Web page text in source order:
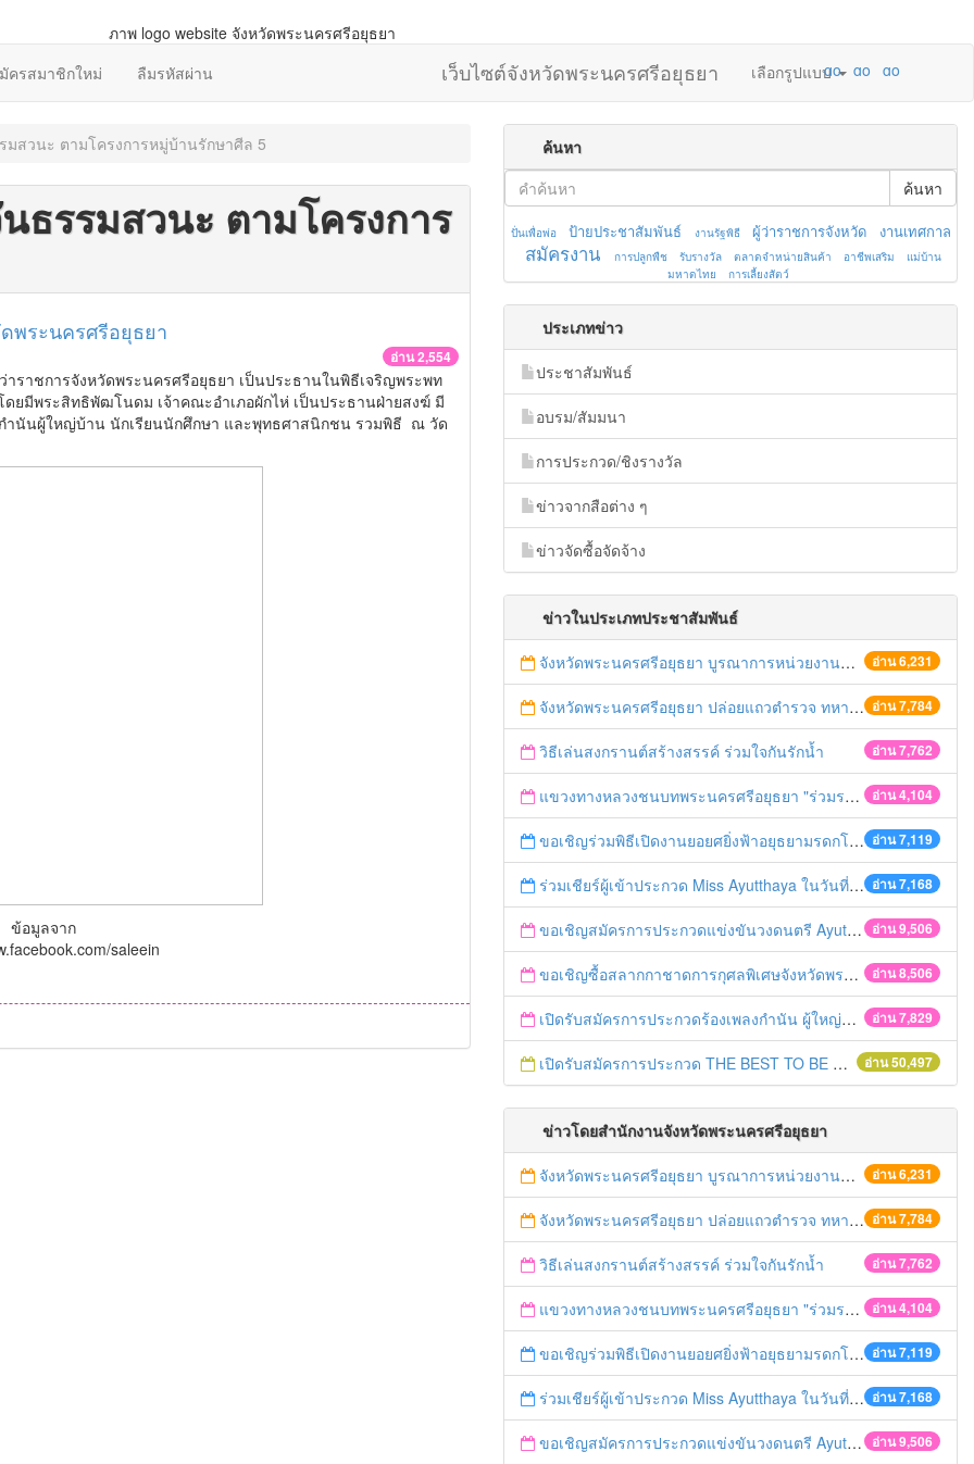
ครสมาชิกใหม่ ลืมรหัสผ่าน เว็บไซต์จังหวัดพระนครศรีอยุธยา เลือกรูปแบบ
สวนะ ตามโครงการหมู่บ้านรักษาศีล 5
รรมสวนะ ตามโครงการ
พระนครศรีอยุธยา
อ่าน 2,554
ราชการจังหวัดพระนครศรีอยุธยา เป็นประธานในพิธีเจริญพระพท
ยมีพระสิทธิพัฒโนดม เจ้าคณะอำเภอผักไห่ เป็นประธานฝ่ายสงฆ์ มี
ำนันผู้ใหญ่บ้าน นักเรียนนักศึกษา และพุทธศาสนิกชน รวมพิธี ณ วัด
ข้อมูลจาก
saleein
ค้นหา
ค้นหา
ปั่นเพื่อพ่อ ป้ายประชาสัมพันธ์ งานรัฐพิธี ผู้ว่าราชการจังหวัด งานเทศกาล
สมัครงาน การปลูกพืช รับรางวัล ตลาดจำหน่ายสินค้า อาชีพเสริม
แม่บ้าน
มหาดไทย
การเลี้ยงสัตว์
ประเภทข่าว
ประชาสัมพันธ์
อบรม/สัมมนา
การประกวด/ชิงรางวัล
ข่าวจากสือต่าง ๆ
ข่าวจัดซื้อจัดจ้าง
ข่าวในประเภทประชาสัมพันธ์
อ่าน 6,231
จังหวัดพระนครศรีอยุธยา บูรณาการหน่วยงานที่เกี่ยวข้อง ลงพื้นที่จัดระเบียบและดำเนินมาตรการตามบทลงโทษสูงสุดกับผู้ประกอบการร้านค้าที่ยังฝ่าฝืนตั้งร้านค้ารุกล้ำเขตพื้นที่ทางหลวง เตรียมความปลอดภัยก่อนเทศกาลสงกรานต์
อ่าน 7,784
จังหวัดพระนครศรีอยุธยา ปล่อยแถวตำรวจ ทหาร ฝ่ายปกครอง กว่า 100 นาย ตรวจเข้มท่ารถสาธารณะ สถานีขนส่งรถโดยสาร วินรถตู้ และสถานีรถไฟ เตรียมรับมือเทศกาลสงกรานต์
อ่าน 7,762
วิธีเล่นสงกรานต์สร้างสรรค์ ร่วมใจกันรักน้ำ
อ่าน 4,104
แขวงทางหลวงชนบทพระนครศรีอยุธยา "ร่วมรณรงค์ ขับช้า เปิดไฟหน้า คาดเข็มขัด" เทศกาลสงกรานต์ ปี 2561
อ่าน 7,119
ขอเชิญร่วมพิธีเปิดงานยอยศยิ่งฟ้าอยุธยามรดกโลก
อ่าน 7,168
ร่วมเชียร์ผู้เข้าประกวด Miss Ayutthaya ในวันที่ 15 ธันวาคม 2560
อ่าน 9,506
ขอเชิญสมัครการประกวดแข่งขันวงดนตรี Ayutthaya battle of the bands
อ่าน 8,506
ขอเชิญซื้อสลากกาชาดการกุศลพิเศษจังหวัดพระนครศรีอยุธยา 2560
อ่าน 7,829
เปิดรับสมัครการประกวดร้องเพลงกำนัน ผู้ใหญ่บ้าน ฯลฯ
อ่าน 50,497
เปิดรับสมัครการประกวด THE BEST TO BE NUMBER ONE
ข่าวโดยสำนักงานจังหวัดพระนครศรีอยุธยา
อ่าน 6,231
จังหวัดพระนครศรีอยุธยา บูรณาการหน่วยงานที่เกี่ยวข้อง ลงพื้นที่จัดระเบียบและดำเนินมาตรการตามบทลงโทษสูงสุดกับผู้ประกอบการร้านค้าที่ยังฝ่าฝืนตั้งร้านค้ารุกล้ำเขตพื้นที่ทางหลวง เตรียมความปลอดภัยก่อนเทศกาลสงกรานต์
อ่าน 7,784
จังหวัดพระนครศรีอยุธยา ปล่อยแถวตำรวจ ทหาร ฝ่ายปกครอง กว่า 100 นาย ตรวจเข้มท่ารถสาธารณะ สถานีขนส่งรถโดยสาร วินรถตู้ และสถานีรถไฟ เตรียมรับมือเทศกาลสงกรานต์
อ่าน 7,762
วิธีเล่นสงกรานต์สร้างสรรค์ ร่วมใจกันรักน้ำ
อ่าน 4,104
แขวงทางหลวงชนบทพระนครศรีอยุธยา "ร่วมรณรงค์ ขับช้า เปิดไฟหน้า คาดเข็มขัด" เทศกาลสงกรานต์ ปี 2561
อ่าน 7,119
ขอเชิญร่วมพิธีเปิดงานยอยศยิ่งฟ้าอยุธยามรดกโลก
อ่าน 7,168
ร่วมเชียร์ผู้เข้าประกวด Miss Ayutthaya ในวันที่ 15 ธันวาคม 2560
อ่าน 9,506
ขอเชิญสมัครการประกวดแข่งขันวงดนตรี Ayutthaya battle of the bands